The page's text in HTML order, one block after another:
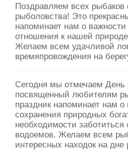
Поздравляем всех
рыболовства! Это
напоминает нам о важности
отношения к нашей
Желаем всем удачливой
времяпровождения на
Сегодня мы отмечаем День
посвященный любителям
праздник напоминает нам о
сохранения природных
необходимости
водоемов. Желаем всем
интересных находок на дне